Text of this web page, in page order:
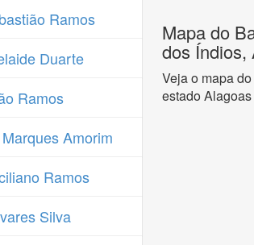
Ramos
Duarte
Ramos
Amorim
Ramos
Silva
Mapa do
dos Índios,
Veja o mapa
estado